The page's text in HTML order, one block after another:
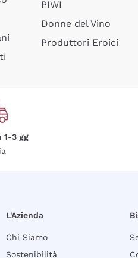
PIWI
Donne del Vino
Produttori Eroici
1-3 gg
L'Azienda
Chi Siamo
Sostenibilità